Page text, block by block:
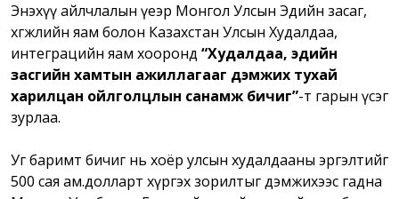
Энэхүү айлчлалын үеэр Монгол Улсын Эдийн засаг,
хөгжлийн яам болон Казахстан Улсын Худалдаа,
интеграцийн яам хооронд “Худалдаа, эдийн
засгийн хамтын ажиллагааг дэмжих тухай
харилцан ойлголцлын санамж бичиг”-т гарын үсэг
зурлаа.
Уг баримт бичиг нь хоёр улсын худалдааны эргэлтийг
500 сая ам.долларт хүргэх зорилтыг дэмжихээс гадна